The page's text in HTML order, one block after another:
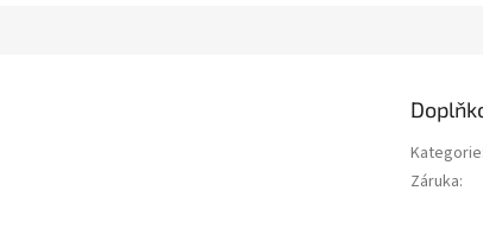
Kategorie
Záruka: